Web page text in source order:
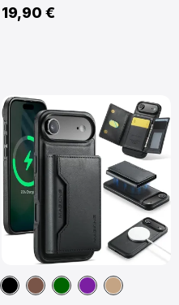
19,90 €
NoirMarron
VertVioletMarron